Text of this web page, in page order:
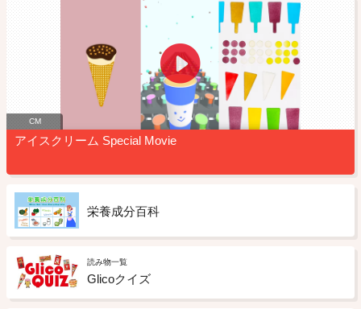
CM
アイスクリーム Special Movie
栄養成分百科
読み物一覧
Glicoクイズ